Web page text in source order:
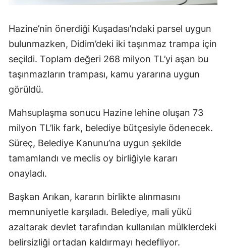
Hazine’nin önerdiği Kuşadası’ndaki parsel uygun
bulunmazken, Didim’deki iki taşınmaz trampa için
seçildi. Toplam değeri 268 milyon TL’yi aşan bu
taşınmazların trampası, kamu yararına uygun
görüldü.
Mahsuplaşma sonucu Hazine lehine oluşan 73
milyon TL’lik fark, belediye bütçesiyle ödenecek.
Süreç, Belediye Kanunu’na uygun şekilde
tamamlandı ve meclis oy birliğiyle kararı
onayladı.
Başkan Arıkan, kararın birlikte alınmasını
memnuniyetle karşıladı. Belediye, mali yükü
azaltarak devlet tarafından kullanılan mülklerdeki
belirsizliği ortadan kaldırmayı hedefliyor.